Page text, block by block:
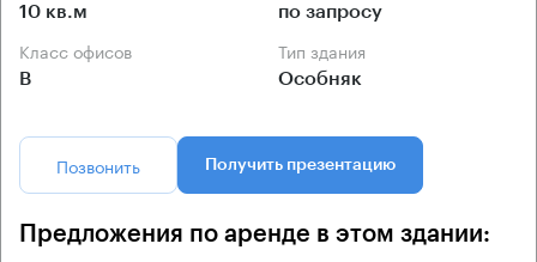
10 кв.м по запросу
Класс офисов
B
Тип здания
Особняк
Позвонить Получить презентацию
Предложения по аренде в этом здании: